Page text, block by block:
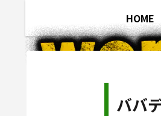
HOME
ババ